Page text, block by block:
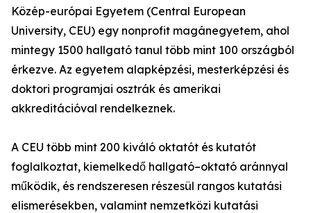
Közép-európai Egyetem (Central European
University, CEU) egy nonprofit magánegyetem, ahol
mintegy 1500 hallgató tanul több mint 100 országból
érkezve. Az egyetem alapképzési, mesterképzési és
doktori programjai osztrák és amerikai
akkreditációval rendelkeznek.
A CEU több mint 200 kiváló oktatót és kutatót
foglalkoztat, kiemelkedő hallgató–oktató aránnyal
működik, és rendszeresen részesül rangos kutatási
elismerésekben, valamint nemzetközi kutatási